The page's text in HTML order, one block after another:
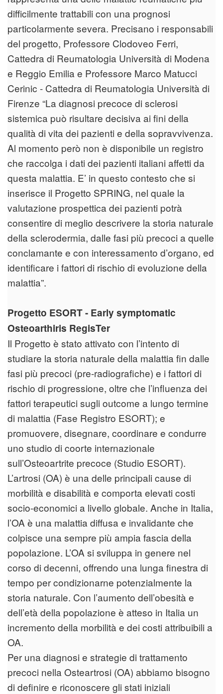
difficilmente trattabili con una prognosi
particolarmente severa. Precisano i responsabili
del progetto, Professore Clodoveo Ferri,
Cattedra di Reumatologia Università di Modena
e Reggio Emilia e Professore Marco Matucci
Cerinic - Cattedra di Reumatologia Università di
Firenze “La diagnosi precoce di sclerosi
sistemica può risultare decisiva ai fini della
qualità di vita dei pazienti e della sopravvivenza.
Al momento però non è disponibile un registro
che raccolga i dati dei pazienti italiani affetti da
questa malattia. E’ in questo contesto che si
inserisce il Progetto SPRING, nel quale la
valutazione prospettica dei pazienti potrà
consentire di meglio descrivere la storia naturale
della sclerodermia, dalle fasi più precoci a quelle
conclamante e con interessamento d’organo, ed
identificare i fattori di rischio di evoluzione della
malattia”.
Progetto ESORT - Early symptomatic
Osteoarthiris RegisTer
Il Progetto è stato attivato con l’intento di
studiare la storia naturale della malattia fin dalle
fasi più precoci (pre-radiografiche) e i fattori di
rischio di progressione, oltre che l’influenza dei
fattori terapeutici sugli outcome a lungo termine
di malattia (Fase Registro ESORT); e
promuovere, disegnare, coordinare e condurre
uno studio di coorte internazionale
sull’Osteoartrite precoce (Studio ESORT).
L’artrosi (OA) è una delle principali cause di
morbilità e disabilità e comporta elevati costi
socio-economici a livello globale. Anche in Italia,
l’OA è una malattia diffusa e invalidante che
colpisce una sempre più ampia fascia della
popolazione. L’OA si sviluppa in genere nel
corso di decenni, offrendo una lunga finestra di
tempo per condizionarne potenzialmente la
storia naturale. Con l’aumento dell’obesità e
dell’età della popolazione è atteso in Italia un
incremento della morbilità e dei costi attribuibili a
OA.
Per una diagnosi e strategie di trattamento
precoci nella Osteartrosi (OA) abbiamo bisogno
di definire e riconoscere gli stati iniziali